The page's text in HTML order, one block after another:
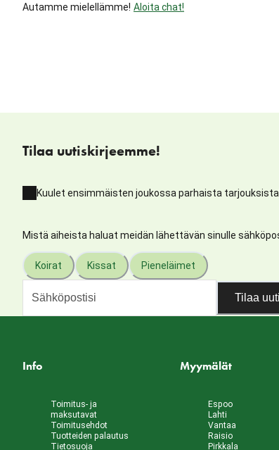
Autamme mielellämme! Aloita chat!
Tilaa uutiskirjeemme!
Kuulet ensimmäisten joukossa parhaista
Mistä aiheista haluat meidän lähettävän sinulle
Koirat Kissat Pieneläimet
Tilaa
Info
Toimitus- ja
maksutavat
Toimitusehdot
Tuotteiden palautus
Tietosuoja
Myymälät
Espoo
Lahti
Vantaa
Raisio
Pirkkala